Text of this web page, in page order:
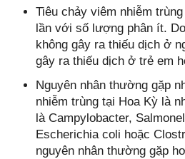
Tiêu chảy viêm nhiễm
lần với số lượng phân ít.
không gây ra thiếu dịch ở
gây ra thiếu dịch ở trẻ em
Nguyên nhân thường gặp
nhiễm trùng tại Hoa Kỳ là
là Campylobacter,
Escherichia coli hoặc
nguyên nhân thường gặp